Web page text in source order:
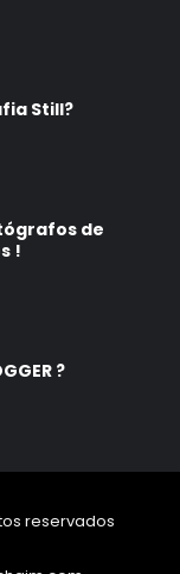
Still?
de
!
?
reservados